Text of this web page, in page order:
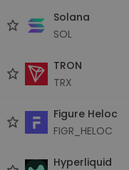
Solana
SOL
TRON
TRX
Figure Heloc
FIGR_HELOC
Hyperliquid